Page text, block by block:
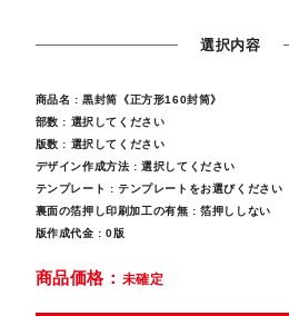
選択内容
商品名 :黒封筒《正方形160封筒》
部数 : 選択してください
版数 : 選択してください
デザイン作成方法 :選択してください
テンプレート :テンプレートをお選びください
裏面の箔押し印刷加工の有無 :箔押ししない
版作成代金 :0版
商品価格： 未確定